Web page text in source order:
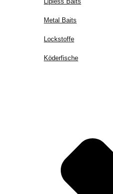
Metal Baits
Lockstoffe
Köderfische